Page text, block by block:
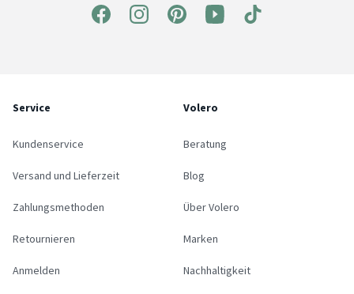
Service
Kundenservice
Versand und Lieferzeit
Zahlungsmethoden
Retournieren
Anmelden
Volero
Beratung
Blog
Über Volero
Marken
Nachhaltigkeit